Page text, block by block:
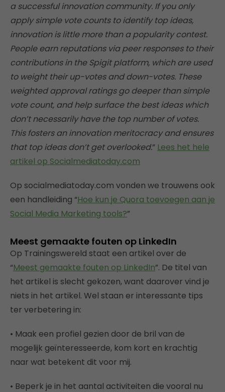
a successful innovation community. If you only
apply simple vote counts to identify top ideas,
innovation is little more than a popularity contest.
People earn reputations via peer responses to their
contributions in the Spigit platform, which are used
to weight their up-votes and down-votes. These
weighted approval ratings go deeper than simple
vote count, and help surface the best ideas which
don’t necessarily have the top number of votes.
This fosters an innovation meritocracy and ensures
that top ideas don’t get overlooked.” Lees het hele
artikel op Socialmediatoday.com
Op socialmediatoday.com vonden we trouwens ook
een handleiding “Hoe kun je Quora toevoegen aan je
Social Media Marketing tools?”
Meest gemaakte fouten op LinkedIn
Op Trainingswereld staat een artikel over de
“Meest gemaakte fouten op LinkedIn”. De titel van
het artikel is slecht gekozen, want daarover vind je
niets in het artikel. Wel staan er interessante tips
ter verbetering in:
• Maak een profiel gezien door de bril van de
mogelijk geïnteresseerde, kom kort en krachtig
naar wat betekent dit voor mij.
• Beperk je in het aantal activiteiten die vooral nu